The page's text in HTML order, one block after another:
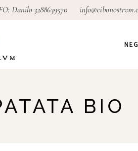
Danilo 3288639570
BIO